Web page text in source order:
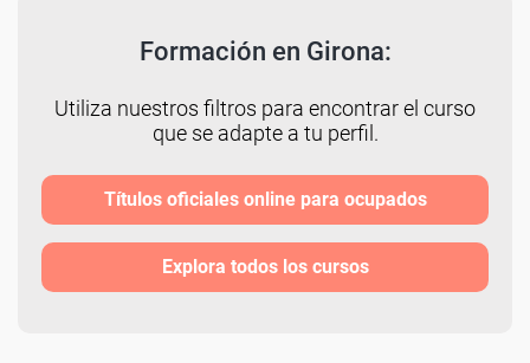
Formación en Girona:
Utiliza nuestros filtros para encontrar el curso
que se adapte a tu perfil.
Títulos oficiales online para ocupados
Explora todos los cursos